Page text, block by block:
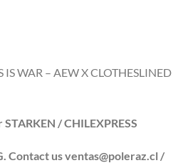
WAR – AEW X CLOTHESLINED
/ CHILEXPRESS
Contact us ventas@poleraz.cl /